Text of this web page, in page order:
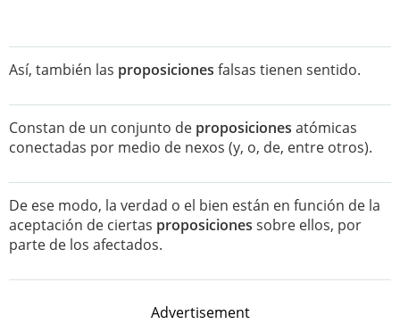
Así, también las proposiciones falsas tienen sentido.
Constan de un conjunto de proposiciones atómicas
conectadas por medio de nexos (y, o, de, entre otros).
De ese modo, la verdad o el bien están en función de la
aceptación de ciertas proposiciones sobre ellos, por
parte de los afectados.
Advertisement